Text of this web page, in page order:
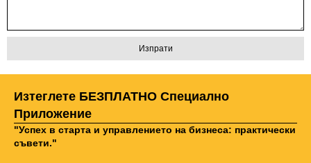
Изтеглете БЕЗПЛАТНО Специално
Приложение
"Успех в старта и управлението на бизнеса: практически
съвети."